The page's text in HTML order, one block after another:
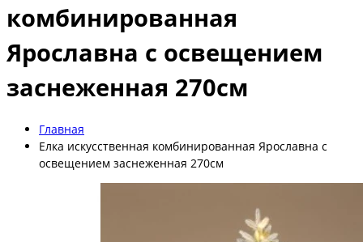
комбинированная
Ярославна с освещением
заснеженная 270см
Главная
Елка искусственная комбинированная Ярославна с
освещением заснеженная 270см